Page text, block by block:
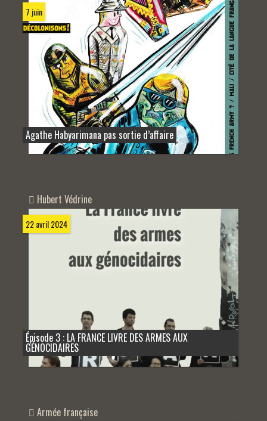
7 juin
Agathe Habyarimana pas sortie d’affaire
Hubert Védrine
22 avril 2024
Épisode 3 : LA FRANCE LIVRE DES ARMES AUX
GÉNOCIDAIRES
Armée française